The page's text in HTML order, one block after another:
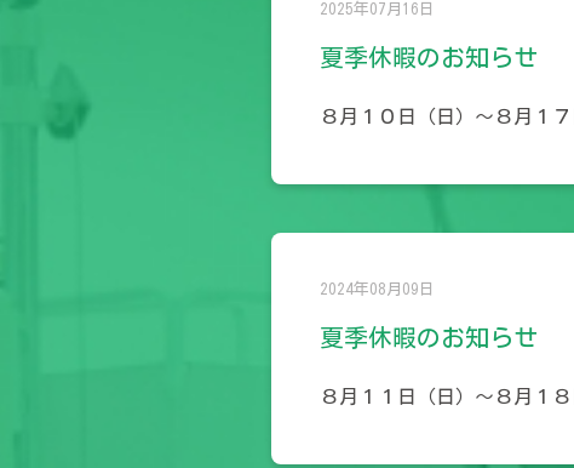
2025年07月16日
夏季休暇のお知らせ
８月１０日（日）～８月１
2024年08月09日
夏季休暇のお知らせ
８月１１日（日）～８月１